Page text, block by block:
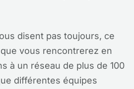
disent pas toujours, ce
vous rencontrerez en
à un réseau de plus de 100
différentes équipes